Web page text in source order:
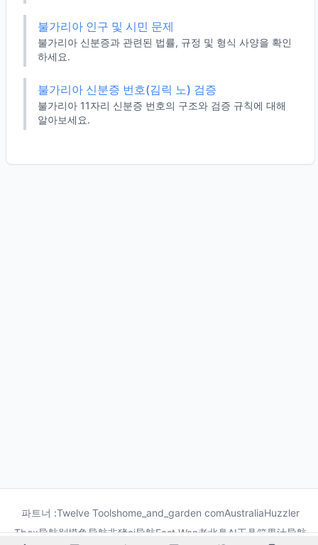
불가리아 인구 및 시민 문제
불가리아 신분증과 관련된 법률, 규정 및 형식 사양을 확인
하세요.
불가리아 신분증 번호(김릭 노) 검증
불가리아 11자리 신분증 번호의 구조와 검증 규칙에 대해
알아보세요.
파트너 :Twelve Toolshome_and_garden comAustraliaHuzzler
Tbox导航别摸鱼导航非猪ai导航Fast Wan老北鼻AI工具箱果汁导航